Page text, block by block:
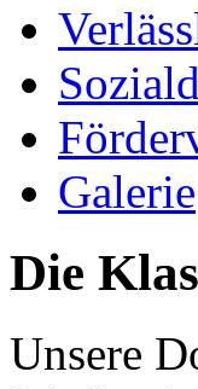
Galerie
Die
Unsere